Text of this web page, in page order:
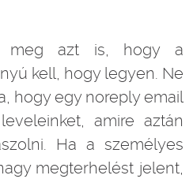
meg azt is, hogy a
kell, hogy legyen. Ne
hogy egy noreply email
amire aztán
Ha a személyes
megterhelést jelent,